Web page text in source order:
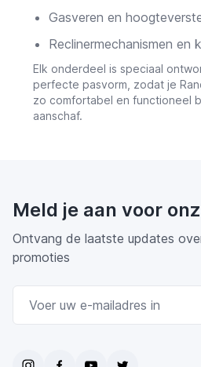
Gasveren en
Reclinermechanismen en
Elk onderdeel is speciaal
perfecte pasvorm, zodat je
zo comfortabel en functioneel
aanschaf.
Meld je aan voor
Ontvang de laatste updates
promoties